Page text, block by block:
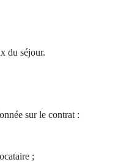
du séjour.
sur le contrat :
;